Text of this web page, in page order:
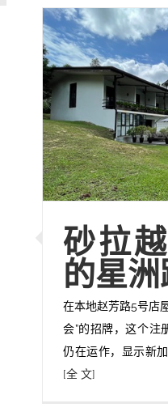
砂拉
的星
在本地赵芳路5号店
会”的招牌，这个注
仍在运作，显示新
[全 文]